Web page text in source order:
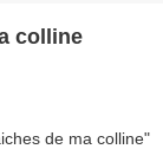
colline